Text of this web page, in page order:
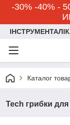
-30% -40%
Каталог
Tech грибки